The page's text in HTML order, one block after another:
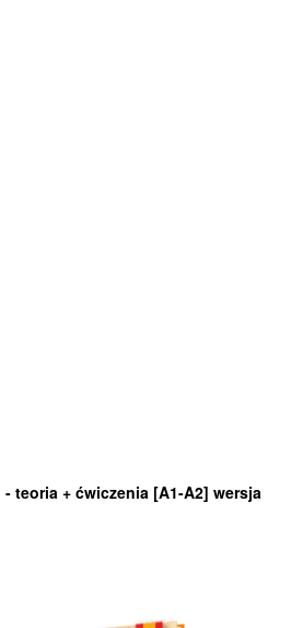
teoria + ćwiczenia [A1-A2] wersja